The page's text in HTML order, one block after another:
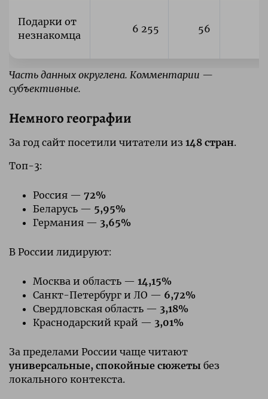
Подарки от
незнакомца
6 255 56
Часть данных округлена. Комментарии —
субъективные.
Немного географии
За год сайт посетили читатели из 148 стран.
Топ-3:
Россия — 72%
Беларусь — 5,95%
Германия — 3,65%
В России лидируют:
Москва и область — 14,15%
Санкт-Петербург и ЛО — 6,72%
Свердловская область — 3,18%
Краснодарский край — 3,01%
За пределами России чаще читают
универсальные, спокойные сюжеты без
локального контекста.